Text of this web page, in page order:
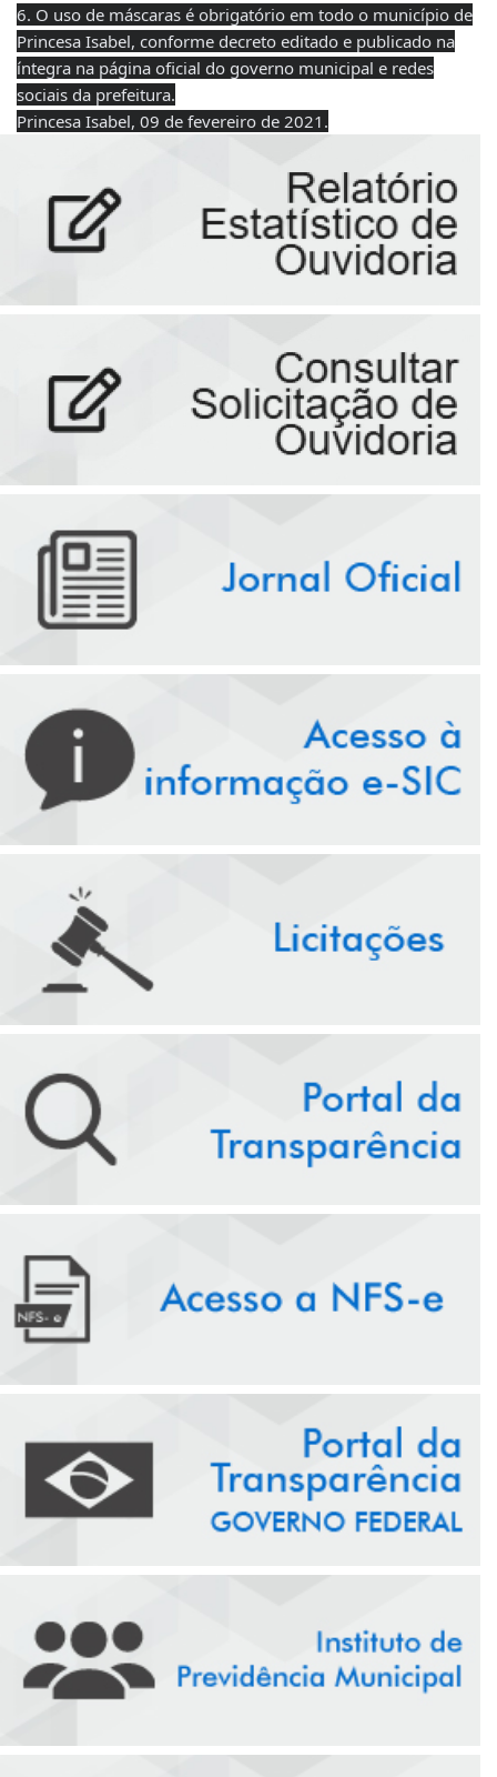
6. O uso de máscaras é obrigatório em todo o município de
Princesa Isabel, conforme decreto editado e publicado na
íntegra na página oficial do governo municipal e redes
sociais da prefeitura.
Princesa Isabel, 09 de fevereiro de 2021.